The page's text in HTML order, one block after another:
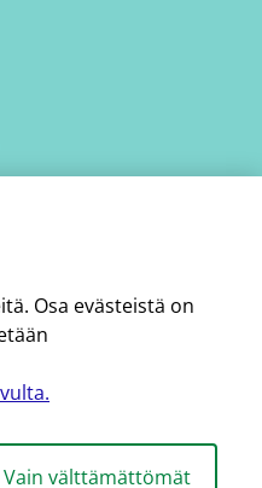
Osa evästeistä on
Vain välttämättömät